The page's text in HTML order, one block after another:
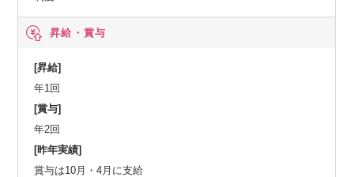
昇給・賞与
[昇給]
年1回
[賞与]
年2回
[昨年実績]
賞与は10月・4月に支給